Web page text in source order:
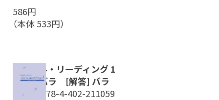
586円
（本体 533円）
アクセル・リーディング 1
[本体] バラ [解答] バラ
ISBN／978-4-402-211059